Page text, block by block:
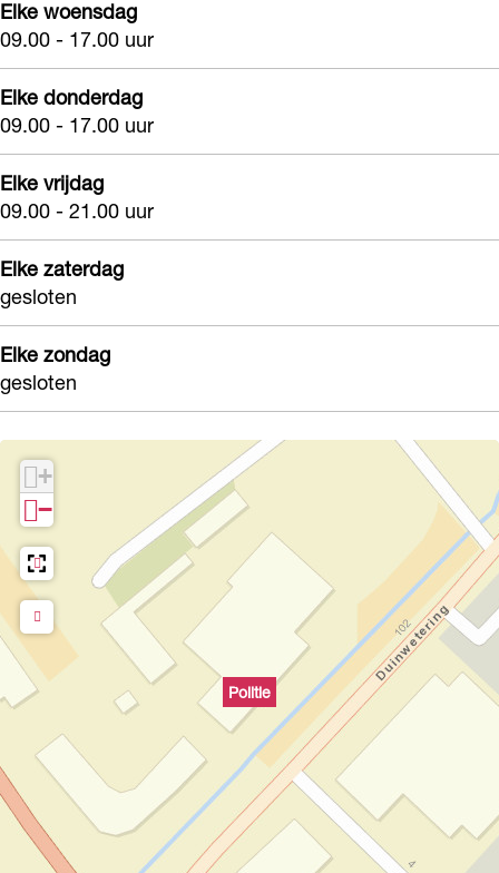
Elke woensdag
09.00 - 17.00 uur
Elke donderdag
09.00 - 17.00 uur
Elke vrijdag
09.00 - 21.00 uur
Elke zaterdag
gesloten
Elke zondag
gesloten
Politie
+
−